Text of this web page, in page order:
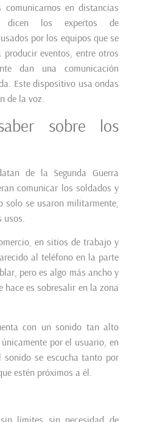
comunicarnos en distancias
dicen los expertos de
por los equipos que se
eventos, entre otros
dan una comunicación
Este dispositivo usa ondas
de la voz.
sobre los
de la Segunda Guerra
comunicar los soldados y
se usaron militarmente,
en sitios de trabajo y
al teléfono en la parte
pero es algo más ancho y
hace es sobresalir en la zona
con un sonido tan alto
por el usuario, en
se escucha tanto por
estén próximos a él.